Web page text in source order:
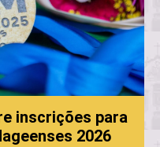
inscrições para
2026